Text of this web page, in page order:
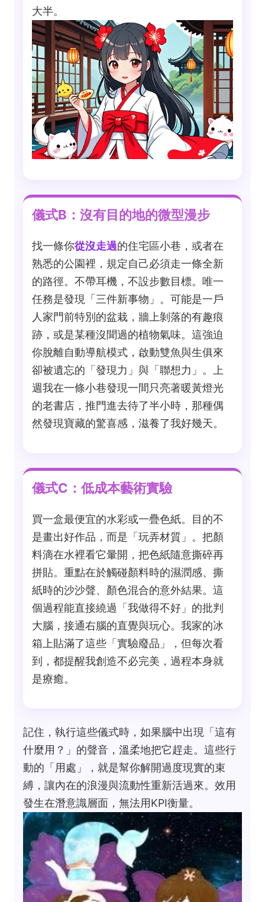
大半。
儀式B：沒有目的地的微型漫步
找一條你從沒走過的住宅區小巷，或者在
熟悉的公園裡，規定自己必須走一條全新
的路徑。不帶耳機，不設步數目標。唯一
任務是發現「三件新事物」。可能是一戶
人家門前特別的盆栽，牆上剝落的有趣痕
跡，或是某種沒聞過的植物氣味。這強迫
你脫離自動導航模式，啟動雙魚與生俱來
卻被遺忘的「發現力」與「聯想力」。上
週我在一條小巷發現一間只亮著暖黃燈光
的老書店，推門進去待了半小時，那種偶
然發現寶藏的驚喜感，滋養了我好幾天。
儀式C：低成本藝術實驗
買一盒最便宜的水彩或一疊色紙。目的不
是畫出好作品，而是「玩弄材質」。把顏
料滴在水裡看它暈開，把色紙隨意撕碎再
拼貼。重點在於觸碰顏料時的濕潤感、撕
紙時的沙沙聲、顏色混合的意外結果。這
個過程能直接繞過「我做得不好」的批判
大腦，接通右腦的直覺與玩心。我家的冰
箱上貼滿了這些「實驗廢品」，但每次看
到，都提醒我創造不必完美，過程本身就
是療癒。
記住，執行這些儀式時，如果腦中出現「這有
什麼用？」的聲音，溫柔地把它趕走。這些行
動的「用處」，就是幫你解開過度現實的束
縛，讓內在的浪漫與流動性重新活過來。效用
發生在潛意識層面，無法用KPI衡量。